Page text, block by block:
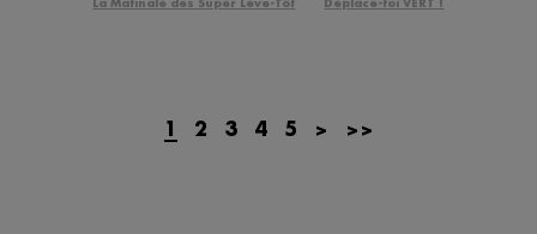
La Matinale des Super Lève-Tôt Déplace-toi VERT !
1 2 3 4 5 > >>